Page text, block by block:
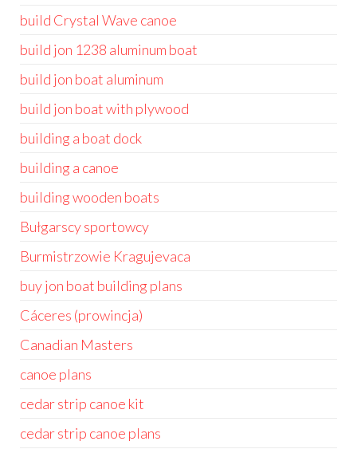
build Crystal Wave canoe
build jon 1238 aluminum boat
build jon boat aluminum
build jon boat with plywood
building a boat dock
building a canoe
building wooden boats
Bułgarscy sportowcy
Burmistrzowie Kragujevaca
buy jon boat building plans
Cáceres (prowincja)
Canadian Masters
canoe plans
cedar strip canoe kit
cedar strip canoe plans